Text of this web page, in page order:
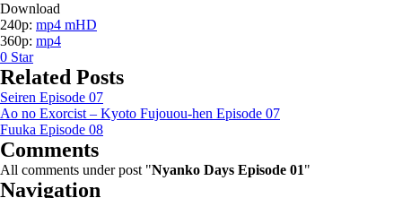
Download
240p: mp4 mHD
360p: mp4
0 Star
Related Posts
Seiren Episode 07
Ao no Exorcist – Kyoto Fujouou-hen Episode 07
Fuuka Episode 08
Comments
All comments under post "Nyanko Days Episode 01"
Navigation